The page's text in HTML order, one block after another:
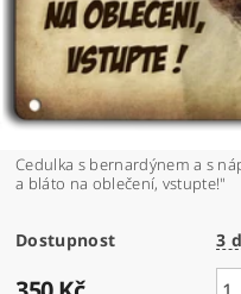
Cedulka s bernardýnem a s
a bláto na oblečení, vstupte!"
Dostupnost 3